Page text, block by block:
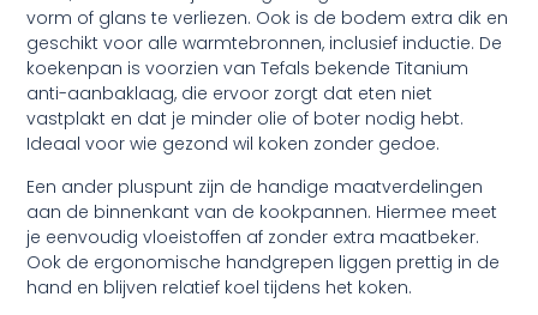
vorm of glans te verliezen. Ook is de bodem extra dik en
geschikt voor alle warmtebronnen, inclusief inductie. De
koekenpan is voorzien van Tefals bekendeTitanium
anti-aanbaklaag, die ervoor zorgt dat eten niet
vastplakt en dat je minder olie of boter nodig hebt.
Ideaal voor wie gezond wil koken zonder gedoe.
Een ander pluspunt zijn de handige maatverdelingen
aan de binnenkant van de kookpannen. Hiermee meet
je eenvoudig vloeistoffen af zonder extra maatbeker.
Ook de ergonomische handgrepen liggen prettig in de
hand en blijven relatief koel tijdens het koken.